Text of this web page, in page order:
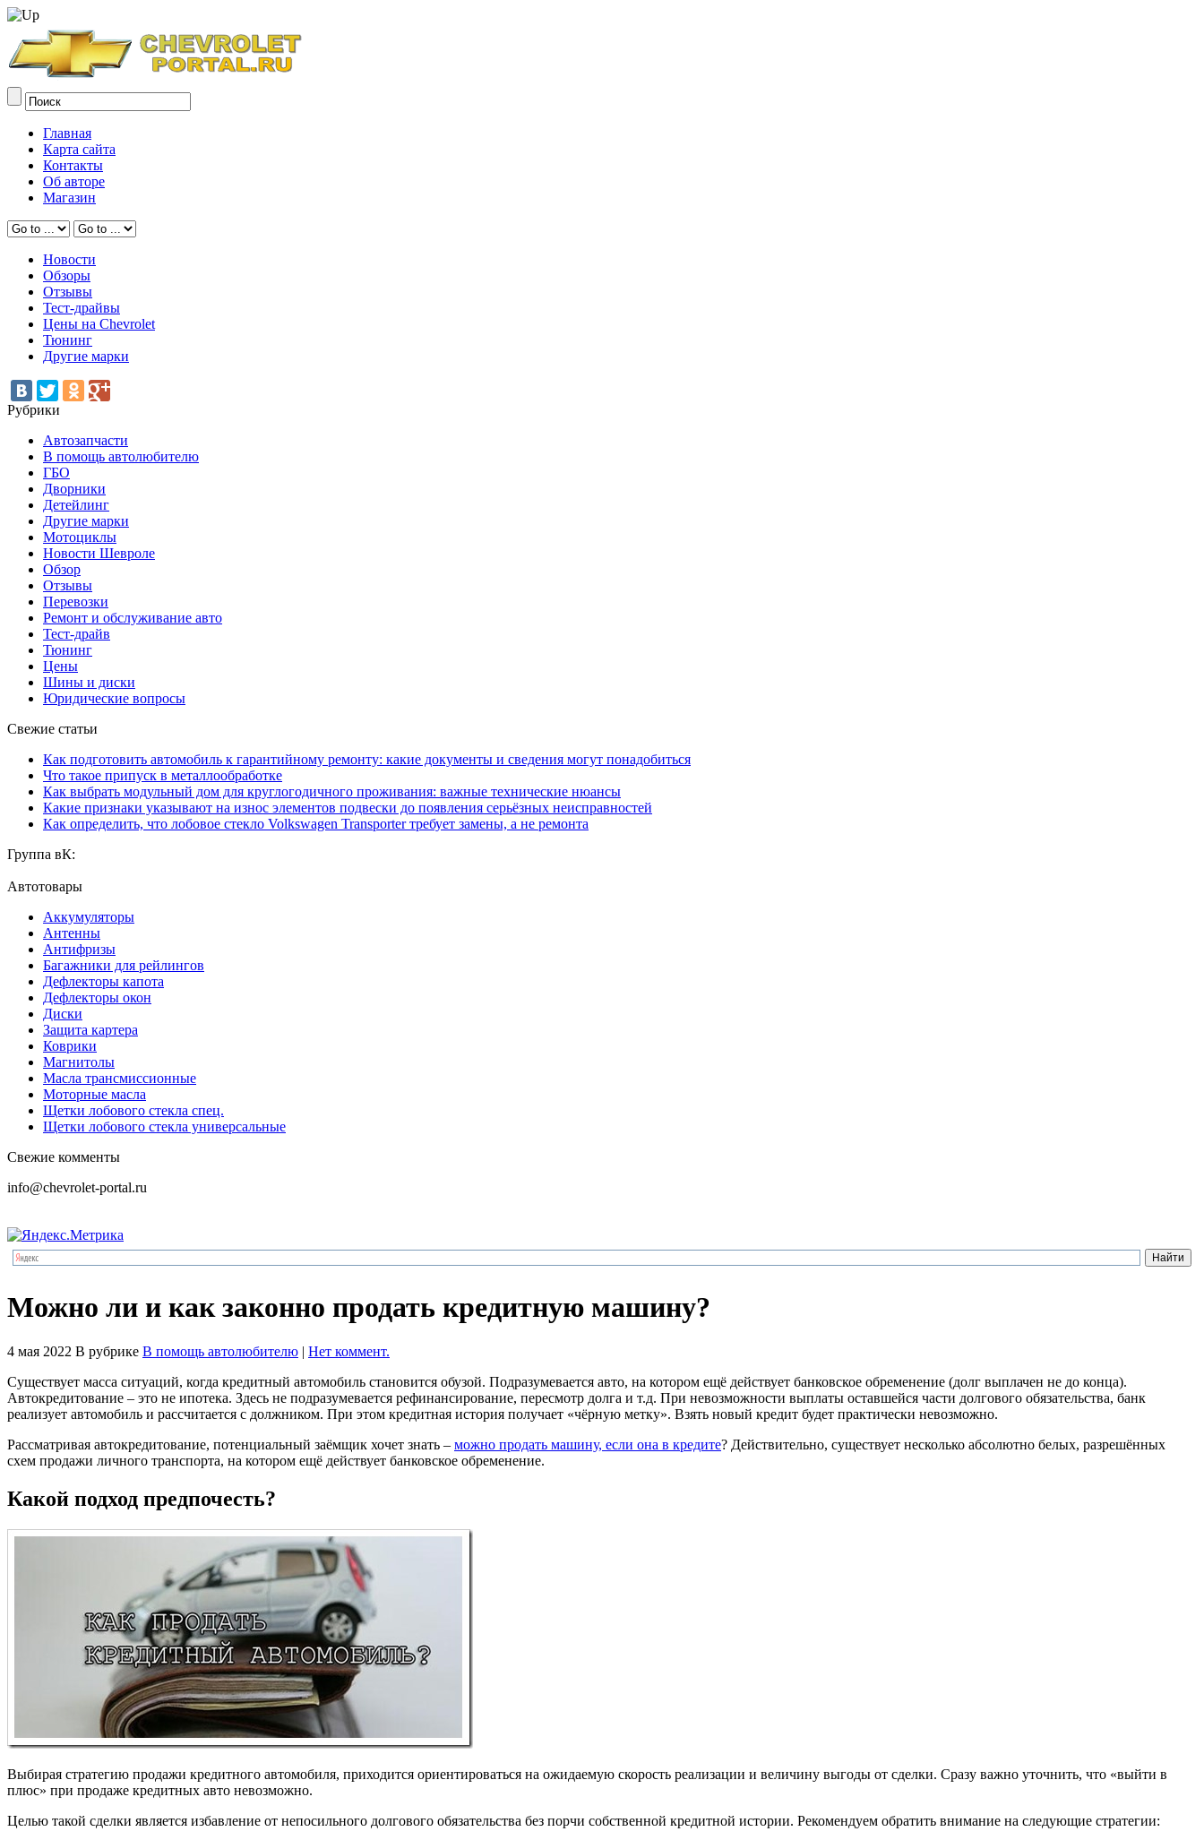
Главная
Карта сайта
Контакты
Об авторе
Магазин
Новости
Обзоры
Отзывы
Тест-драйвы
Цены на Chevrolet
Тюнинг
Другие марки
Рубрики
Автозапчасти
В помощь автолюбителю
ГБО
Дворники
Детейлинг
Другие марки
Мотоциклы
Новости Шевроле
Обзор
Отзывы
Перевозки
Ремонт и обслуживание авто
Тест-драйв
Тюнинг
Цены
Шины и диски
Юридические вопросы
Свежие статьи
Как подготовить автомобиль к гарантийному ремонту: какие документы и сведения могут понадобиться
Что такое припуск в металлообработке
Как выбрать модульный дом для круглогодичного проживания: важные технические нюансы
Какие признаки указывают на износ элементов подвески до появления серьёзных неисправностей
Как определить, что лобовое стекло Volkswagen Transporter требует замены, а не ремонта
Группа вК:
Автотовары
Аккумуляторы
Антенны
Антифризы
Багажники для рейлингов
Дефлекторы капота
Дефлекторы окон
Диски
Защита картера
Коврики
Магнитолы
Масла трансмиссионные
Моторные масла
Щетки лобового стекла спец.
Щетки лобового стекла универсальные
Свежие комменты
info@chevrolet-portal.ru
Можно ли и как законно продать кредитную машину?
4 мая 2022 В рубрике В помощь автолюбителю | Нет коммент.
Существует масса ситуаций, когда кредитный автомобиль становится обузой. Подразумевается авто, на котором ещё действует банковское обременение (долг выплачен не до конца).
Автокредитование – это не ипотека. Здесь не подразумевается рефинансирование, пересмотр долга и т.д. При невозможности выплаты оставшейся части долгового обязательства, банк
реализует автомобиль и рассчитается с должником. При этом кредитная история получает «чёрную метку». Взять новый кредит будет практически невозможно.
Рассматривая автокредитование, потенциальный заёмщик хочет знать – можно продать машину, если она в кредите? Действительно, существует несколько абсолютно белых, разрешённых
схем продажи личного транспорта, на котором ещё действует банковское обременение.
Какой подход предпочесть?
Выбирая стратегию продажи кредитного автомобиля, приходится ориентироваться на ожидаемую скорость реализации и величину выгоды от сделки. Сразу важно уточнить, что «выйти в
плюс» при продаже кредитных авто невозможно.
Целью такой сделки является избавление от непосильного долгового обязательства без порчи собственной кредитной истории. Рекомендуем обратить внимание на следующие стратегии: